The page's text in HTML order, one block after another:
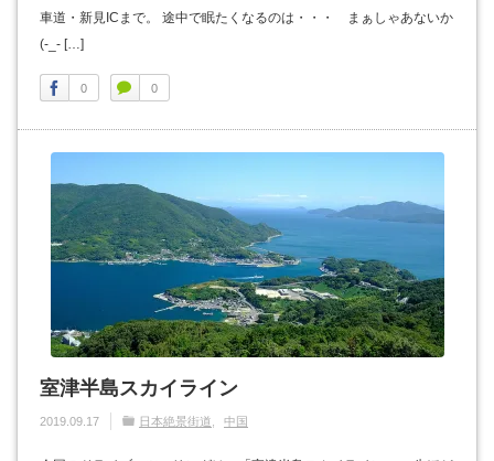
車道・新見ICまで。 途中で眠たくなるのは・・・ まぁしゃあないか
(-_- […]
0 0
室津半島スカイライン
2019.09.17 日本絶景街道 中国